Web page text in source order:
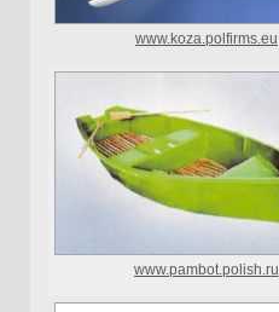
www.koza.polfirms.eu
www.pambot.polish.ru